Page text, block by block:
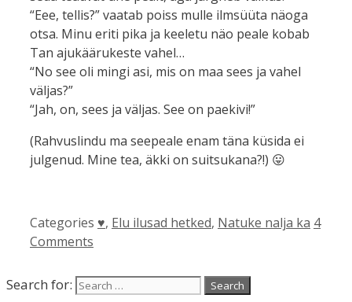
“Eee, tellis?” vaatab poiss mulle ilmsüüta näoga
otsa. Minu eriti pika ja keeletu näo peale kobab
Tan ajukäärukeste vahel…
“No see oli mingi asi, mis on maa sees ja vahel
väljas?”
“Jah, on, sees ja väljas. See on paekivi!”
(Rahvuslindu ma seepeale enam täna küsida ei
julgenud. Mine tea, äkki on suitsukana?!) 😛
Categories ♥, Elu ilusad hetked, Natuke nalja ka 4
Comments
Search for: